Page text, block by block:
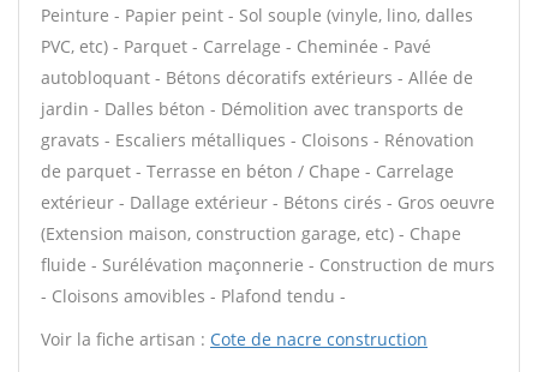
Peinture - Papier peint - Sol souple (vinyle, lino, dalles
PVC, etc) - Parquet - Carrelage - Cheminée - Pavé
autobloquant - Bétons décoratifs extérieurs - Allée de
jardin - Dalles béton - Démolition avec transports de
gravats - Escaliers métalliques - Cloisons - Rénovation
de parquet - Terrasse en béton / Chape - Carrelage
extérieur - Dallage extérieur - Bétons cirés - Gros oeuvre
(Extension maison, construction garage, etc) - Chape
fluide - Surélévation maçonnerie - Construction de murs
- Cloisons amovibles - Plafond tendu -
Voir la fiche artisan : Cote de nacre construction